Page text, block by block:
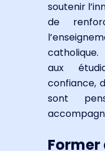
soutenir
de
aux
confiance,
sont